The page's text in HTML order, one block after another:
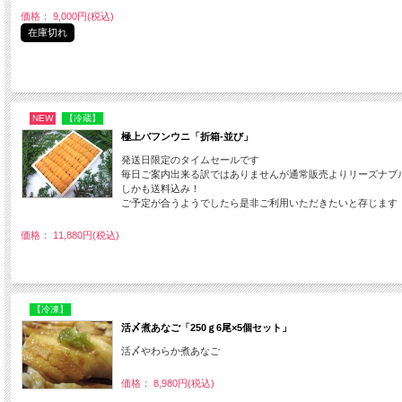
価格： 9,000円(税込)
在庫切れ
NEW 【冷蔵】
極上バフンウニ「折箱-並び」
発送日限定のタイムセールです
毎日ご案内出来る訳ではありませんが通常販売よりリーズナブ
しかも送料込み！
ご予定が合うようでしたら是非ご利用いただきたいと存じます
価格： 11,880円(税込)
【冷凍】
活〆煮あなご「250ｇ6尾×5個セット」
活〆やわらか煮あなご
価格： 8,980円(税込)